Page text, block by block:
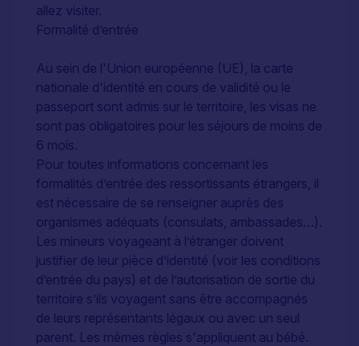
allez visiter.
Formalité d’entrée
Au sein de l'Union européenne (UE), la carte
nationale d'identité en cours de validité ou le
passeport sont admis sur le territoire, les visas ne
sont pas obligatoires pour les séjours de moins de
6 mois.
Pour toutes informations concernant les
formalités d’entrée des ressortissants étrangers, il
est nécessaire de se renseigner auprès des
organismes adéquats (consulats, ambassades…).
Les mineurs voyageant à l’étranger doivent
justifier de leur pièce d’identité (voir les conditions
d’entrée du pays) et de l’autorisation de sortie du
territoire s’ils voyagent sans être accompagnés
de leurs représentants légaux ou avec un seul
parent. Les mêmes règles s'appliquent au bébé.